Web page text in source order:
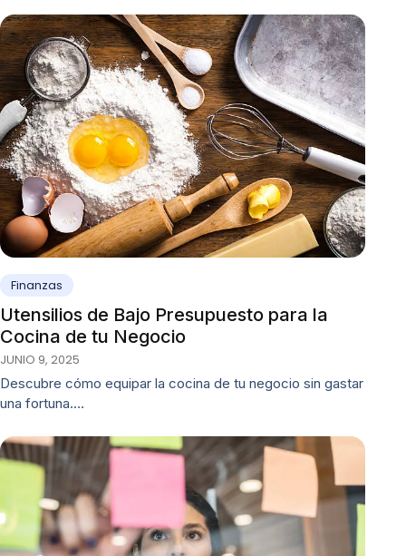
Finanzas
Utensilios de Bajo Presupuesto para la
Cocina de tu Negocio
JUNIO 9, 2025
Descubre cómo equipar la cocina de tu negocio sin gastar
una fortuna.…